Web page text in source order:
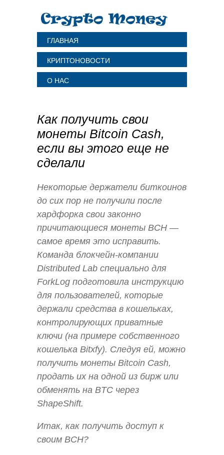
ГЛАВНАЯ
КРИПТОНОВОСТИ
О НАС
Как получить свои
монеты Bitcoin Cash,
если вы этого еще не
сделали
Некоторые держатели биткоинов
до сих пор не получили после
хардфорка свои законно
причитающиеся монеты BCH —
самое время это исправить.
Команда блокчейн-компании
Distributed Lab специально для
ForkLog подготовила инструкцию
для пользователей, которые
держали средства в кошельках,
контролирующих приватные
ключи (на примере собственного
кошелька Bitxfy). Следуя ей, можно
получить монеты Bitcoin Cash,
продать их на одной из бирж или
обменять на BTC через
ShapeShift.
Итак, как получить доступ к
своим BCH?